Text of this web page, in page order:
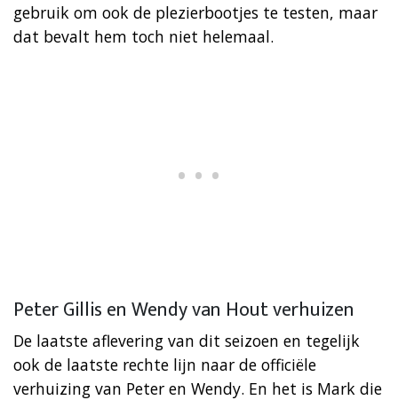
gebruik om ook de plezierbootjes te testen, maar
dat bevalt hem toch niet helemaal.
Peter Gillis en Wendy van Hout verhuizen
De laatste aflevering van dit seizoen en tegelijk
ook de laatste rechte lijn naar de officiële
verhuizing van Peter en Wendy. En het is Mark die